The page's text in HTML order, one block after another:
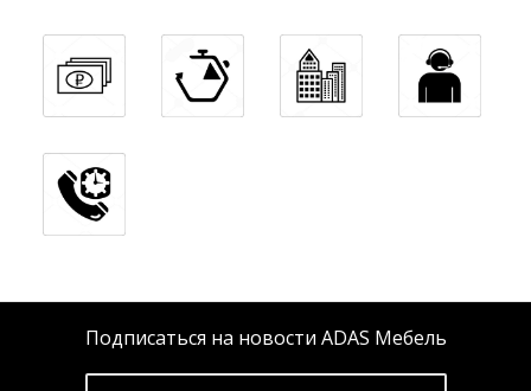
Подписаться на новости ADAS Мебель